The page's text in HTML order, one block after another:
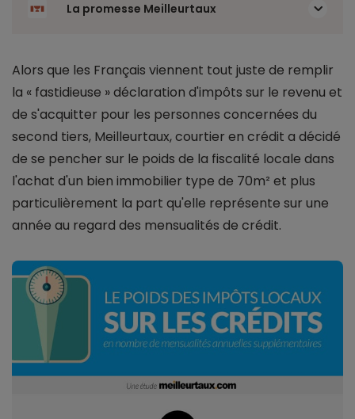
La promesse Meilleurtaux
Alors que les Français viennent tout juste de remplir
la « fastidieuse » déclaration d'impôts sur le revenu et
de s'acquitter pour les personnes concernées du
second tiers, Meilleurtaux, courtier en crédit a décidé
de se pencher sur le poids de la fiscalité locale dans
l'achat d'un bien immobilier type de 70m² et plus
particulièrement la part qu'elle représente sur une
année au regard des mensualités de crédit.